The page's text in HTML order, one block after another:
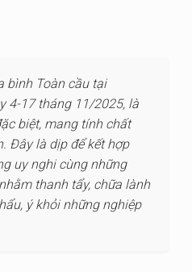
bình Toàn cầu tại
4-17 tháng 11/2025, là
biệt, mang tính chất
Đây là dịp để kết hợp
uy nghi cùng những
thanh tẩy, chữa lành
ý khỏi những nghiệp